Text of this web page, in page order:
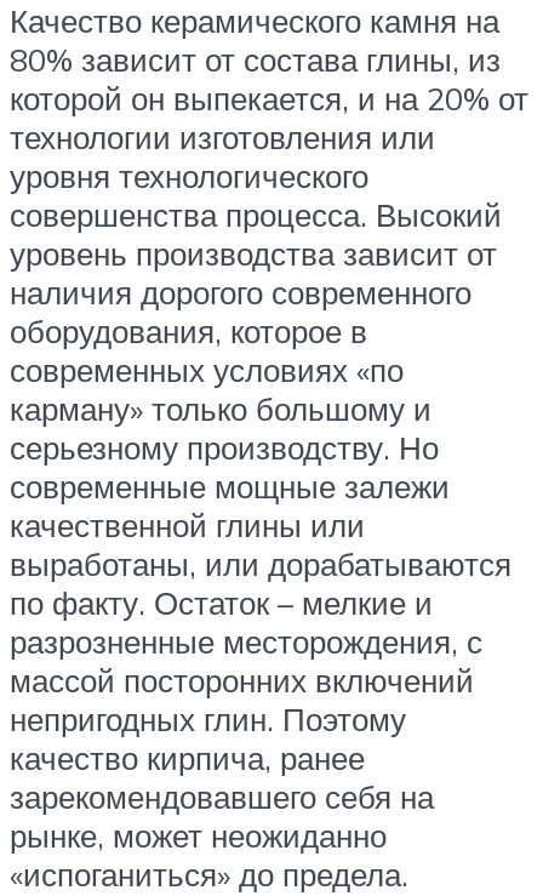
Качество керамического камня на
80% зависит от состава глины, из
которой он выпекается, и на 20% от
технологии изготовления или
уровня технологического
совершенства процесса. Высокий
уровень производства зависит от
наличия дорогого современного
оборудования, которое в
современных условиях «по
карману» только большому и
серьезному производству. Но
современные мощные залежи
качественной глины или
выработаны, или дорабатываются
по факту. Остаток – мелкие и
разрозненные месторождения, с
массой посторонних включений
непригодных глин. Поэтому
качество кирпича, ранее
зарекомендовавшего себя на
рынке, может неожиданно
«испоганиться» до предела.